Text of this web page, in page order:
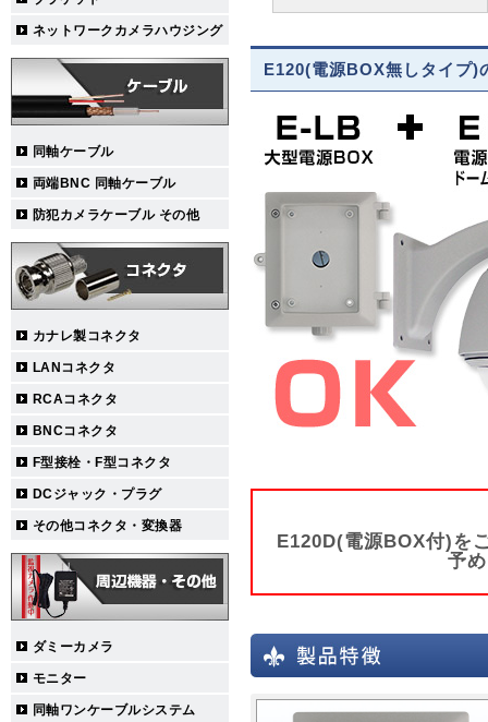
ネットワークカメラハウジング
同軸ケーブル
両端BNC 同軸ケーブル
防犯カメラケーブル その他
カナレ製コネクタ
LANコネクタ
RCAコネクタ
BNCコネクタ
F型接栓・F型コネクタ
DCジャック・プラグ
その他コネクタ・変換器
ダミーカメラ
モニター
同軸ワンケーブルシステム
E120(電源BOX無しタイプ)
E120D(電源BOX付)を
予